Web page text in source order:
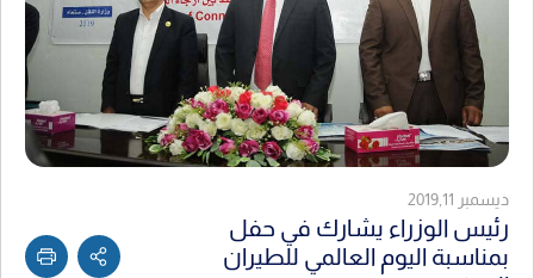
ديسمبر 2019,11
رئيس الوزراء يشارك في حفل
بمناسبة اليوم العالمي للطيران